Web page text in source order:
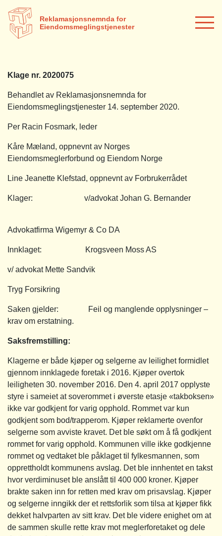
Reklamasjonsnemnda for
Eiendomsmeglingstjenester
Klage nr. 2020075
Behandlet av Reklamasjonsnemnda for
Eiendomsmeglingstjenester 14. september 2020.
Per Racin Fosmark, leder
Kåre Mæland, oppnevnt av Norges
Eiendomsmeglerforbund og Eiendom Norge
Line Jeanette Klefstad, oppnevnt av Forbrukerrådet
Klager: v/advokat Johan G. Bernander
Advokatfirma Wigemyr & Co DA
Innklaget: Krogsveen Moss AS
v/ advokat Mette Sandvik
Tryg Forsikring
Saken gjelder: Feil og manglende opplysninger –
krav om erstatning.
Saksfremstilling:
Klagerne er både kjøper og selgerne av leilighet formidlet
gjennom innklagede foretak i 2016. Kjøper overtok
leiligheten 30. november 2016. Den 4. april 2017 opplyste
styre i sameiet at soverommet i øverste etasje «takboksen»
ikke var godkjent for varig opphold. Rommet var kun
godkjent som bod/trapperom. Kjøper reklamerte ovenfor
selgerne som avviste kravet. Det ble søkt om å få godkjent
rommet for varig opphold. Kommunen ville ikke godkjenne
rommet og vedtaket ble påklaget til fylkesmannen, som
opprettholdt kommunens avslag. Det ble innhentet en takst
hvor verdiminuset ble anslått til 400 000 kroner. Kjøper
brakte saken inn for retten med krav om prisavslag. Kjøper
og selgerne inngikk der et rettsforlik som tilsa at kjøper fikk
dekket halvparten av sitt krav. Det ble videre enighet om at
de sammen skulle rette krav mot meglerforetaket og dele